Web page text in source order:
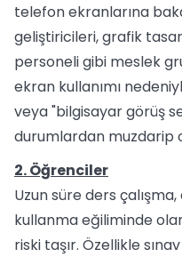
telefon ekranlarına
geliştiricileri, grafik
personeli gibi meslek
ekran kullanımı
veya "bilgisayar görüş
durumlardan muzdarip
2. Öğrenciler
Uzun süre ders
kullanma eğiliminde
riski taşır. Özellikle